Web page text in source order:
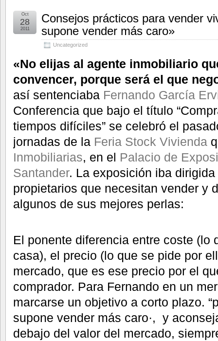
Consejos prácticos para vender
supone vender más caro»
Uncategorized
Oct
28
2011
«No elijas al agente inmobiliario
convencer, porque será el que
así sentenciaba Fernando García
Conferencia que bajo el título
tiempos difíciles” se celebró el
jornadas de la Feria Stock Vivienda
Inmobiliarias, en el Palacio de
Santander. La exposición iba
propietarios que necesitan vender y
algunos de sus mejores perlas:
El ponente diferencia entre coste (lo
casa), el precio (lo que se pide por
mercado, que es ese precio por el
comprador. Para Fernando en un
marcarse un objetivo a corto plazo.
supone vender más caro·, y
debajo del valor del mercado,